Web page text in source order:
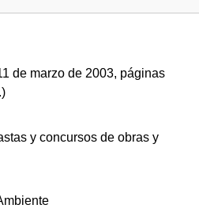
de marzo de 2003, páginas
)
y concursos de obras y